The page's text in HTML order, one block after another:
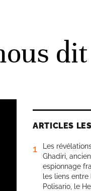
ARTICLES
1
Les
Ghadiri,
espionnage
les liens
Polisario, le